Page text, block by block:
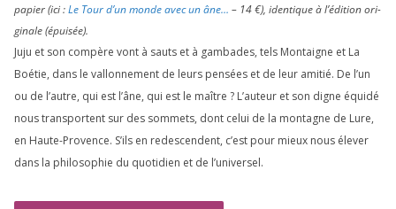
papier (ici :Le Tour d’un monde avec un âne… – 14€), iden­tique à l’é­di­tion ori­
gi­nale (épui­sée).
Juju et son com­père vont à sauts et à gam­bades, tels Montaigne et La
Boétie, dans le val­lon­ne­ment de leurs pen­sées et de leur ami­tié. De l’un
ou de l’autre, qui est l’âne, qui est le maître ? L’auteur et son digne équi­dé
nous trans­portent sur des som­mets, dont celui de la mon­tagne de Lure,
en Haute-Provence. S’ils en redes­cendent, c’est pour mieux nous éle­ver
dans la phi­lo­so­phie du quo­ti­dien et de l’universel.